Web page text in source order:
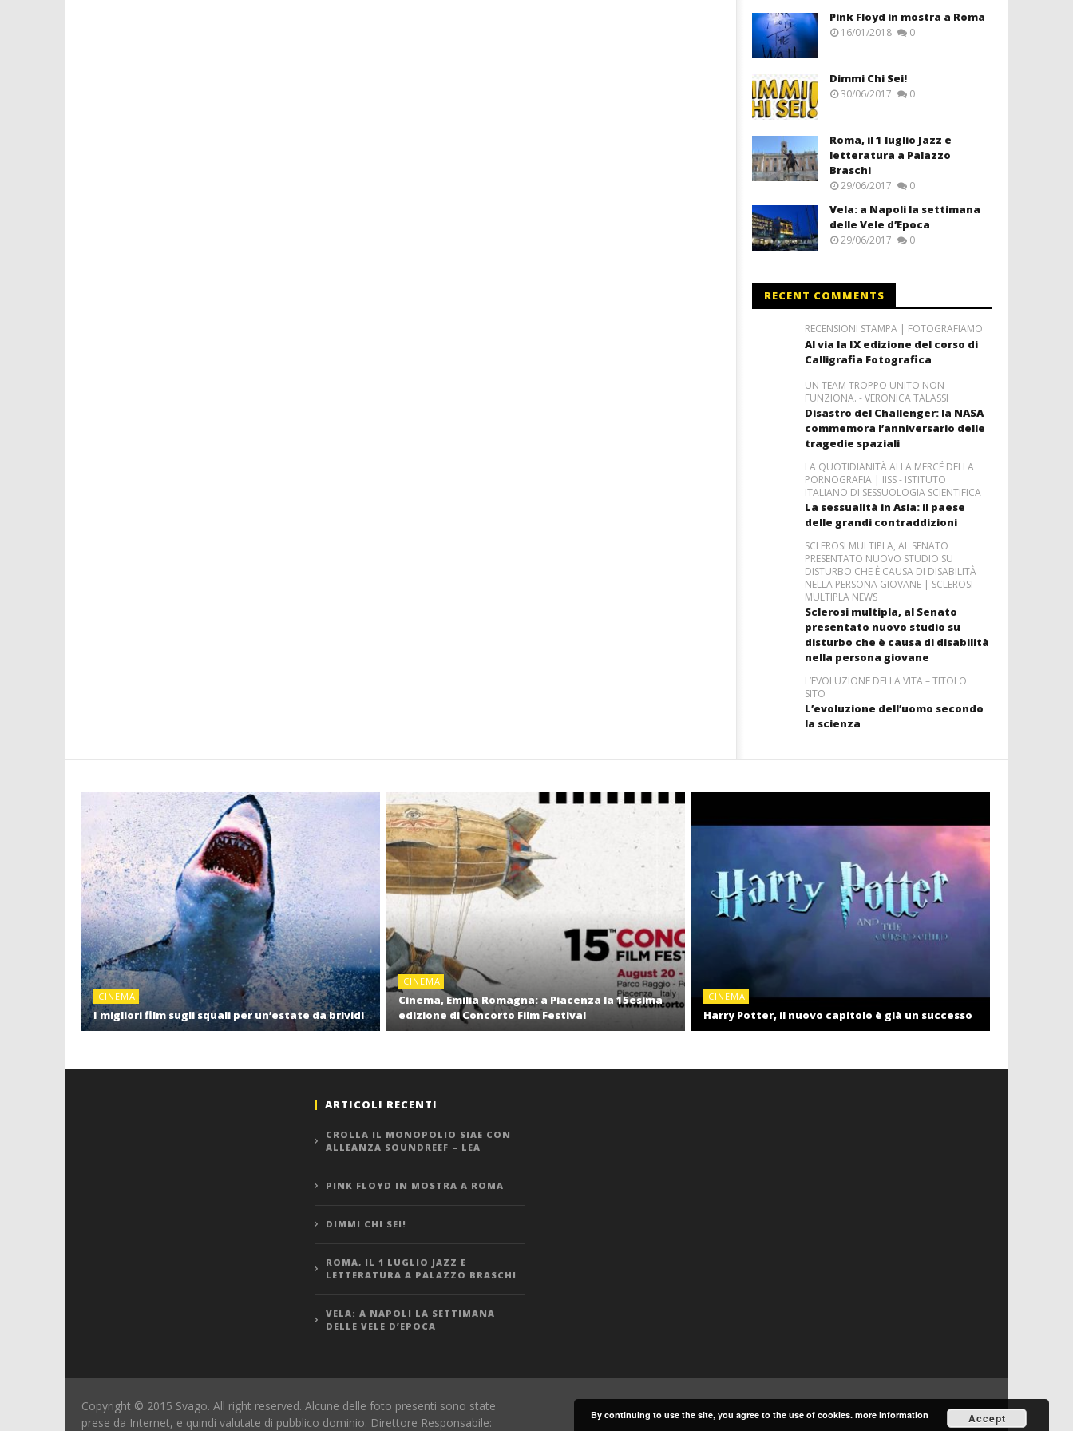
Pink Floyd in mostra a Roma
16/01/2018 0
Dimmi Chi Sei!
30/06/2017 0
Roma, il 1 luglio Jazz e
letteratura a Palazzo
Braschi
29/06/2017 0
Vela: a Napoli la settimana
delle Vele d’Epoca
29/06/2017 0
RECENT COMMENTS
RECENSIONI STAMPA | FOTOGRAFIAMO
Al via la IX edizione del corso di
Calligrafia Fotografica
UN TEAM TROPPO UNITO NON
FUNZIONA. - VERONICA TALASSI
Disastro del Challenger: la NASA
commemora l’anniversario delle
tragedie spaziali
LA QUOTIDIANITÀ ALLA MERCÉ DELLA
PORNOGRAFIA | IISS - ISTITUTO
ITALIANO DI SESSUOLOGIA SCIENTIFICA
La sessualità in Asia: il paese
delle grandi contraddizioni
SCLEROSI MULTIPLA, AL SENATO
PRESENTATO NUOVO STUDIO SU
DISTURBO CHE È CAUSA DI DISABILITÀ
NELLA PERSONA GIOVANE | SCLEROSI
MULTIPLA NEWS
Sclerosi multipla, al Senato
presentato nuovo studio su
disturbo che è causa di disabilità
nella persona giovane
L’EVOLUZIONE DELLA VITA – TITOLO
SITO
L’evoluzione dell’uomo secondo
la scienza
CINEMA
I migliori film sugli squali per un’estate da brividi
CINEMA
Cinema, Emilia Romagna: a Piacenza la 15esima
edizione di Concorto Film Festival
CINEMA
Harry Potter, il nuovo capitolo è già un successo
ARTICOLI RECENTI
CROLLA IL MONOPOLIO SIAE CON
ALLEANZA SOUNDREEF – LEA
PINK FLOYD IN MOSTRA A ROMA
DIMMI CHI SEI!
ROMA, IL 1 LUGLIO JAZZ E
LETTERATURA A PALAZZO BRASCHI
VELA: A NAPOLI LA SETTIMANA
DELLE VELE D’EPOCA
Copyright © 2015 Svago. All right reserved. Alcune delle foto presenti sono state
prese da Internet, e quindi valutate di pubblico dominio. Direttore Responsabile:
By continuing to use the site, you agree to the use of cookies. more information Accept